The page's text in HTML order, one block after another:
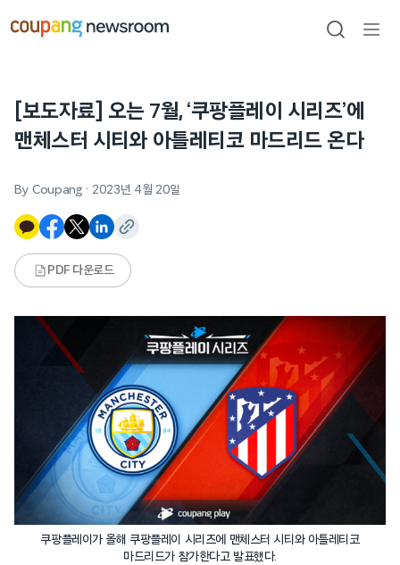
건너뛰기
검색
[보도자료] 오는 7월, ‘쿠팡플레이 시리즈’에
맨체스터 시티와 아틀레티코 마드리드 온다
By Coupang · 2023년 4월 20일
PDF 다운로드
쿠팡플레이가 올해 쿠팡플레이 시리즈에 맨체스터 시티와 아틀레티코
마드리드가 참가한다고 발표했다.